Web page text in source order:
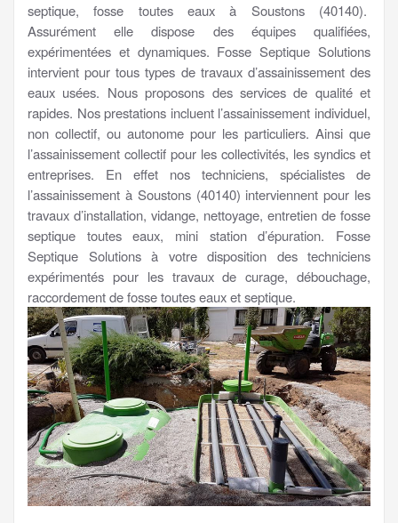
septique, fosse toutes eaux à Soustons (40140).
Assurément elle dispose des équipes qualifiées,
expérimentées et dynamiques. Fosse Septique Solutions
intervient pour tous types de travaux d’assainissement des
eaux usées. Nous proposons des services de qualité et
rapides. Nos prestations incluent l’assainissement individuel,
non collectif, ou autonome pour les particuliers. Ainsi que
l’assainissement collectif pour les collectivités, les syndics et
entreprises. En effet nos techniciens, spécialistes de
l’assainissement à Soustons (40140) interviennent pour les
travaux d’installation, vidange, nettoyage, entretien de fosse
septique toutes eaux, mini station d’épuration. Fosse
Septique Solutions à votre disposition des techniciens
expérimentés pour les travaux de curage, débouchage,
raccordement de fosse toutes eaux et septique.